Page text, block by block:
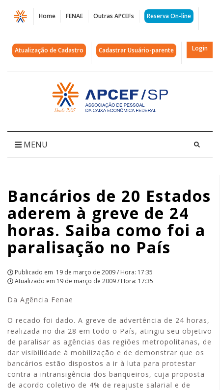
Página
Bancários
de
Estados
aderem
greve
horas.
Saiba
como
foi
a
paralisação
no
País
|
APCEF/SP
Home FENAE Outras APCEFs Reserva On-line
Atualização de Cadastro Cadastrar Usuário-parente Login
Acessar
página
inicial
MENU
Bancários de 20 Estados
aderem à greve de 24
horas. Saiba como foi a
paralisação no País
Publicado em 19 de março de 2009 / Hora: 17:35
Atualizado em 19 de março de 2009 / Hora: 17:35
Da Agência Fenae
O recado foi dado. A greve de advertência de 24 horas,
realizada no dia 28 em todo o País, atingiu seu objetivo
de paralisar as agências das regiões metropolitanas, de
dar visibilidade à mobilização e de demonstrar que os
bancários estão dispostos a ir à luta para protestar
contra a intransigência dos banqueiros, cuja proposta
de acordo coletivo de 4% de reajuste salarial e de